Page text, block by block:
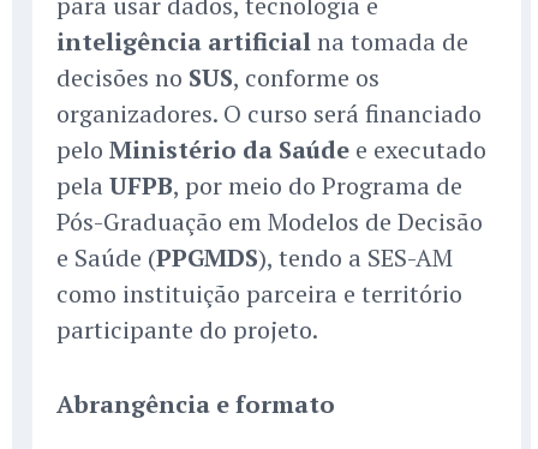
inteligência artificialna tomada de
decisões no SUS, conforme os
organizadores. O curso será financiado
pelo Ministério da Saúde e executado
pela UFPB, por meio do Programa de
Pós-Graduação em Modelos de Decisão
e Saúde (PPGMDS), tendo a SES-AM
como instituição parceira e território
participante do projeto.
Abrangência e formato